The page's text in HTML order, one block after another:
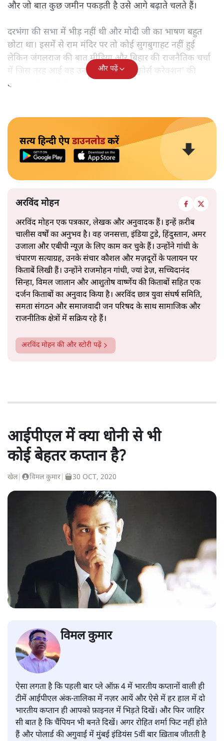
और जो बात कुछ जमीन पकड़ती है उसे आगे बढ़ाते चलते हैं।
दरभंगा की सभा में भीड़ नहीं थी और मोदी जी का भाषण बहुत
छोटा था। इसमें से राम मंदिर पर तो कोई सुगबुगाहट नहीं हुई
लेकिन जंगलराज की बात मीडिया और बिहार की राजनैतिक चर्चा
में जिस तरह आई वह उनकी समझ और ‘कोर्स करेक्शन’ की
क्षमता को बताती है।
और पढ़ें
सत्य हिन्दी ऐपडाउनलोडकरें
अरविंद मोहन
अरविंद मोहन एक पत्रकार, लेखक और अनुवादक हैं। इन्हें क़रीब
चालीस वर्षों का अनुभव है। वह जनसत्ता, इंडिया टुडे, हिंदुस्तान, अमर
उजाला और एबीपी न्यूज़ के लिए काम कर चुके हैं। उन्होंने गांधी के
चंपारण सत्याग्रह, उनके संचार कौशल और मज़दूरों के पलायन पर
किताबें लिखी हैं। उन्होंने राजमोहन गांधी, ज्यां द्रेज़, सच्चिदानंद
सिन्हा, विमल जालान और आशुतोष वार्ष्णेय की किताबों सहित एक
दर्जन किताबों का अनुवाद किया है। अरविंद छात्र युवा संघर्ष समिति,
समता संगठन और समाजवादी जन परिषद के साथ सामाजिक और
राजनीतिक क्षेत्रों में सक्रिय रहे हैं।
अरविंद मोहन की और स्टोरी पढ़ें
आईपीएल में क्या धोनी से भी
कोई बेहतर कप्तान है?
खेल| विमल कुमार 30 OCT, 2020
विमल कुमार
ऐसा लगता है कि पहली बार प्ले ऑफ़ 4 में भारतीय कप्तानों वाली ही
टीमें आईपीएल अंक-तालिका में नज़र आयें और ऐसे में हर हाल में दो
भारतीय कप्तान ही आपको फ़ाइनल में भिड़ते दिखें। और फिर जाहिर
सी बात है कि चैंपियन भी बनते दिखें। अगर रोहित शर्मा फिट नहीं होते
हैं और पोलार्ड की अगुवाई में मुंबई इंडियंस 5वीं बार ख़िताब जीतती है